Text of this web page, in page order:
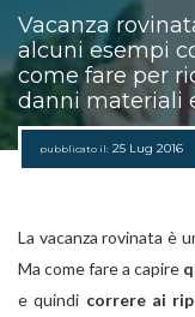
Vacanza
alcuni esempi
come fare per
danni materiali
pubblicato il: 25 Lug 2016
La vacanza rovinata è
Ma come fare a capire
e quindi correre ai